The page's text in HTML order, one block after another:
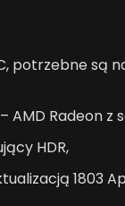
potrzebne są
Radeon z
HDR,
1803